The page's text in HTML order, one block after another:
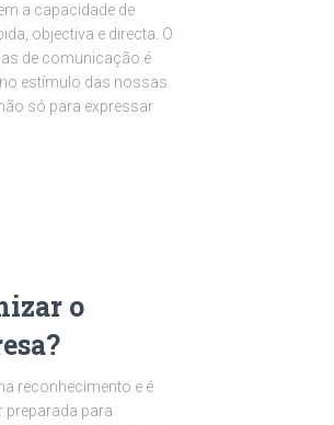
a capacidade de
objectiva e directa. O
de comunicação é
estímulo das nossas
só para expressar
o
reconhecimento e é
preparada para